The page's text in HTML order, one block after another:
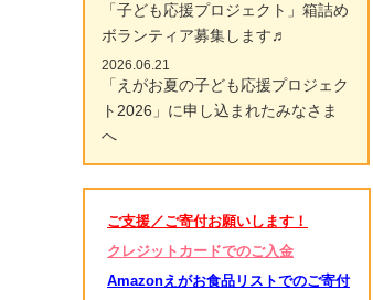
「子ども応援プロジェクト」箱詰め
ボランティア募集します♬
2026.06.21
「えがお夏の子ども応援プロジェク
ト2026」に申し込まれたみなさま
へ
ご支援／ご寄付お願いします！
クレジットカードでのご入金
Amazonえがお食品リストでのご寄付